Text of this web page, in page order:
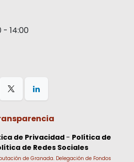
- 14:00
de Privacidad - Política de
de Redes Sociales
de Granada. Delegación de Fondos